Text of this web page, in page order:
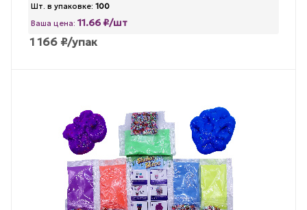
Шт. в упаковке: 100
Ваша цена: 11.66 ₽/шт
1 166 ₽/упак